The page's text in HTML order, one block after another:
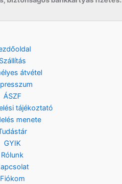
Szállítás
átvétel
ÁSZF
tájékoztató
menete
GYIK
Rólunk
Fiókom